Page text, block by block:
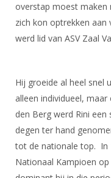
Handleiding
Historie
Commissies
Ereleden
Vacatures
Bondsbureau
Contact
Medewerkers
Reglementen
Materiaal
Rolstoelschermen
Wedstrijdkalender
KNAS Keurmerk
NK's
SBT
Talentontwikkeling
Internationale
Internationale
Voor coaches en leraren
Nieuws
Internationale
Opleidingen
Voor scheidsrechters
overstap moest maken
zich kon optrekken aan
werd lid van ASV Zaal
Hij groeide al heel snel
alleen individueel,
den Berg werd Rini
degen ter hand
tot de nationale top. In
Nationaal Kampioen